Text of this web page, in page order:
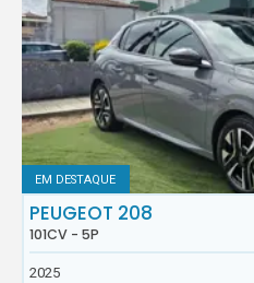
EM DESTAQUE
PEUGEOT 208
101CV - 5P
2025